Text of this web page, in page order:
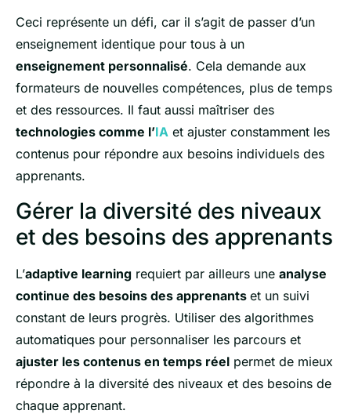
Ceci représente un défi, car il s’agit de passer d’un
enseignement identique pour tous à un
enseignement personnalisé. Cela demande aux
formateurs de nouvelles compétences, plus de temps
et des ressources. Il faut aussi maîtriser des
technologies comme l’IA et ajuster constamment les
contenus pour répondre aux besoins individuels des
apprenants.
Gérer la diversité des niveaux
et des besoins des apprenants
L’adaptive learning requiert par ailleurs une analyse
continue des besoins des apprenants et un suivi
constant de leurs progrès. Utiliser des algorithmes
automatiques pour personnaliser les parcours et
ajuster les contenus en temps réel permet de mieux
répondre à la diversité des niveaux et des besoins de
chaque apprenant.